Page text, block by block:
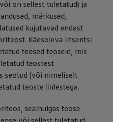
on sellest tuletatud) ja
märkused,
kujutavad endast
Käesoleva litsentsi
teosed teoseid, mis
teostest
seotud (või nimeliselt
teoste liidestega.
sealhulgas teose
või sellest tuletatud